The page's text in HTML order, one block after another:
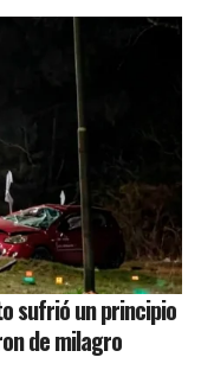
sufrió un principio
de milagro